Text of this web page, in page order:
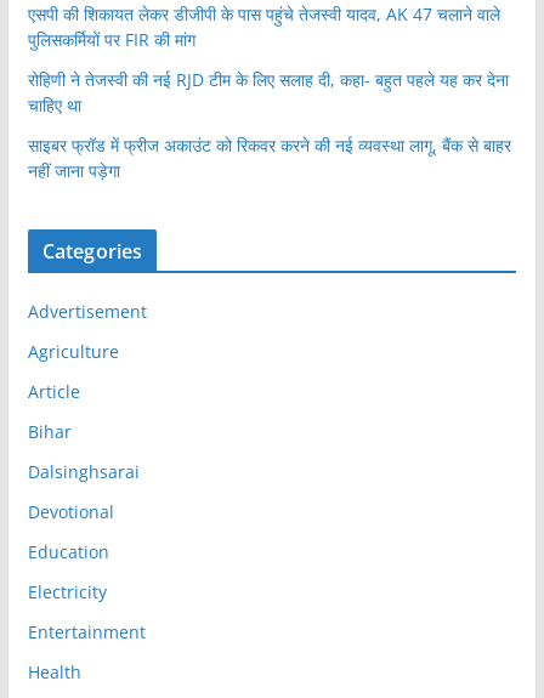
एसपी की शिकायत लेकर डीजीपी के पास पहुंचे तेजस्वी यादव, AK 47 चलाने वाले
पुलिसकर्मियों पर FIR की मांग
रोहिणी ने तेजस्वी की नई RJD टीम के लिए सलाह दी, कहा- बहुत पहले यह कर देना
चाहिए था
साइबर फ्रॉड में फ्रीज अकाउंट को रिकवर करने की नई व्यवस्था लागू, बैंक से बाहर
नहीं जाना पड़ेगा
Categories
Advertisement
Agriculture
Article
Bihar
Dalsinghsarai
Devotional
Education
Electricity
Entertainment
Health